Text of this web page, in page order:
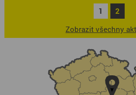
1
2
Zobrazit všechny